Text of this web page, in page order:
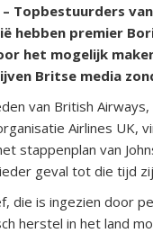
– Topbestuurders
hebben premier
het mogelijk
Britse media
van British
Airlines UK,
stappenplan van
geval tot die tijd
die is ingezien door
herstel in het land